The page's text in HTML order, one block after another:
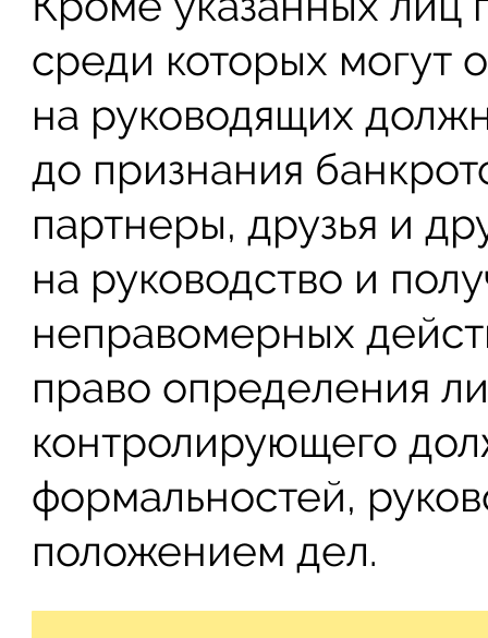
среди которых могут
на руководящих
до признания
партнеры, друзья и
на руководство и
неправомерных
право определения
контролирующего
формальностей,
положением дел.